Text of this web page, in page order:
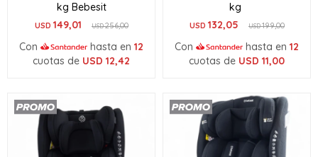
kg Bebesit
USD 149,01 USD256,00
Con hasta en 12
cuotas de USD 12,42
kg
USD 132,05 USD199,00
Con hasta en 12
cuotas de USD 11,00